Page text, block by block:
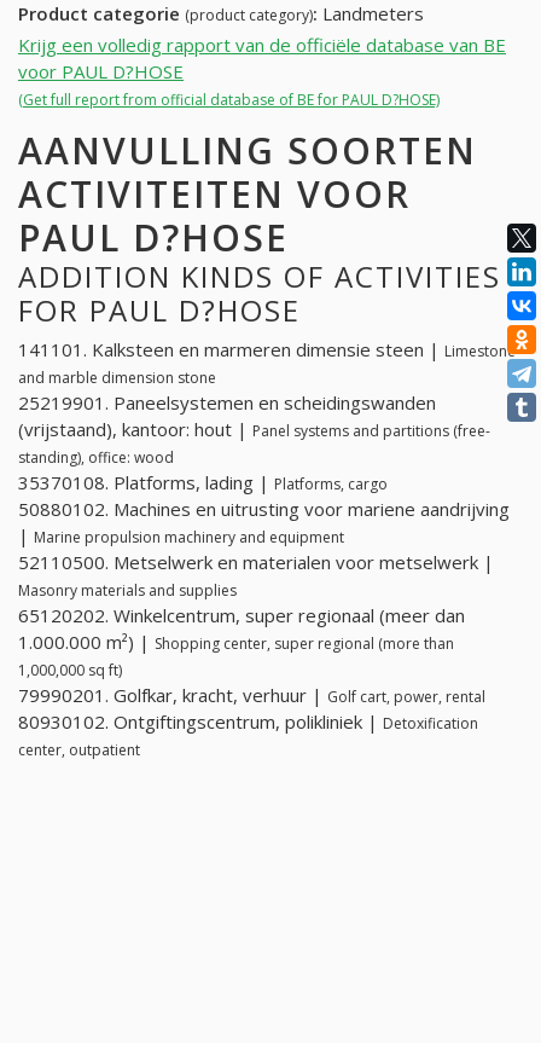
Product categorie (product category): Landmeters
Krijg een volledig rapport van de officiële database van BE
voor PAUL D?HOSE
(Get full report from official database of BE for PAUL D?HOSE)
AANVULLING SOORTEN
ACTIVITEITEN VOOR
PAUL D?HOSE
ADDITION KINDS OF ACTIVITIES
FOR PAUL D?HOSE
141101. Kalksteen en marmeren dimensie steen | Limestone
and marble dimension stone
25219901. Paneelsystemen en scheidingswanden
(vrijstaand), kantoor: hout | Panel systems and partitions (free-
standing), office: wood
35370108. Platforms, lading | Platforms, cargo
50880102. Machines en uitrusting voor mariene aandrijving
| Marine propulsion machinery and equipment
52110500. Metselwerk en materialen voor metselwerk |
Masonry materials and supplies
65120202. Winkelcentrum, super regionaal (meer dan
1.000.000 m²) | Shopping center, super regional (more than
1,000,000 sq ft)
79990201. Golfkar, kracht, verhuur | Golf cart, power, rental
80930102. Ontgiftingscentrum, polikliniek | Detoxification
center, outpatient